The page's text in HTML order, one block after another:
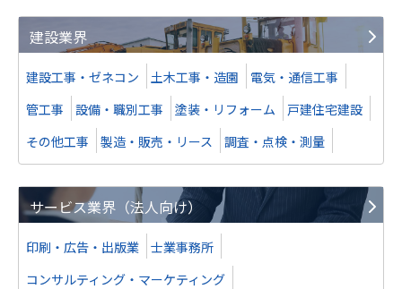
建設業界
建設工事・ゼネコン 土木工事・造園
電気・通信工事
管工事
設備・職別工事 塗装・リフォーム
戸建住宅建設
その他工事
製造・販売・リース 調査・点検・測量
サービス業界（法人向け）
印刷・広告・出版業
士業事務所
コンサルティング・マーケティング